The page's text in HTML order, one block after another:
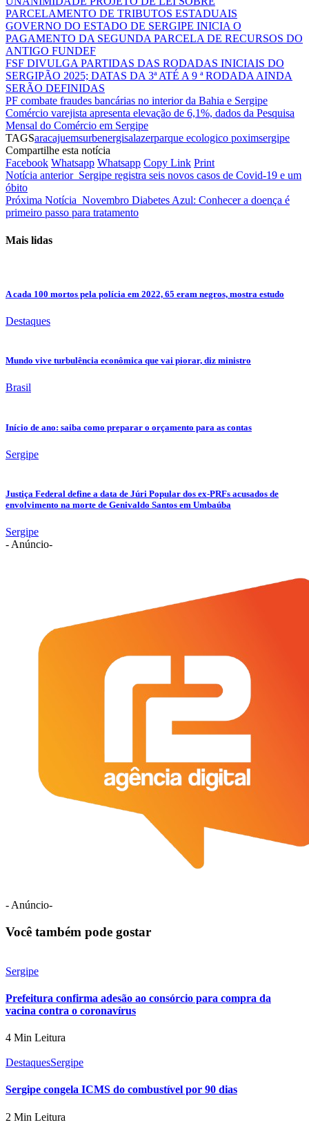
PARCELAMENTO DE TRIBUTOS ESTADUAIS
GOVERNO DO ESTADO DE SERGIPE INICIA O
PAGAMENTO DA SEGUNDA PARCELA DE RECURSOS DO
ANTIGO FUNDEF
FSF DIVULGA PARTIDAS DAS RODADAS INICIAIS DO
SERGIPÃO 2025; DATAS DA 3ª ATÉ A 9 ª RODADA AINDA
SERÃO DEFINIDAS
PF combate fraudes bancárias no interior da Bahia e Sergipe
Comércio varejista apresenta elevação de 6,1%, dados da Pesquisa
Mensal do Comércio em Sergipe
TAGSaracajuemsurbenergisalazerparque ecologico poximsergipe
Compartilhe esta notícia
Facebook Whatsapp Whatsapp Copy Link Print
Notícia anterior Sergipe registra seis novos casos de Covid-19 e um
óbito
Próxima Notícia Novembro Diabetes Azul: Conhecer a doença é
primeiro passo para tratamento
Mais lidas
A cada 100 mortos pela polícia em 2022, 65 eram negros, mostra estudo
Destaques
Mundo vive turbulência econômica que vai piorar, diz ministro
Brasil
Início de ano: saiba como preparar o orçamento para as contas
Sergipe
Justiça Federal define a data de Júri Popular dos ex-PRFs acusados de
envolvimento na morte de Genivaldo Santos em Umbaúba
Sergipe
- Anúncio-
- Anúncio-
Você também pode gostar
Sergipe
Prefeitura confirma adesão ao consórcio para compra da
vacina contra o coronavírus
4 Min Leitura
DestaquesSergipe
Sergipe congela ICMS do combustível por 90 dias
2 Min Leitura